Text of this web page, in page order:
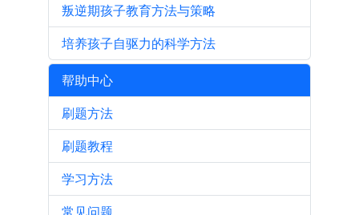
叛逆期孩子教育方法与策略
培养孩子自驱力的科学方法
帮助中心
刷题方法
刷题教程
学习方法